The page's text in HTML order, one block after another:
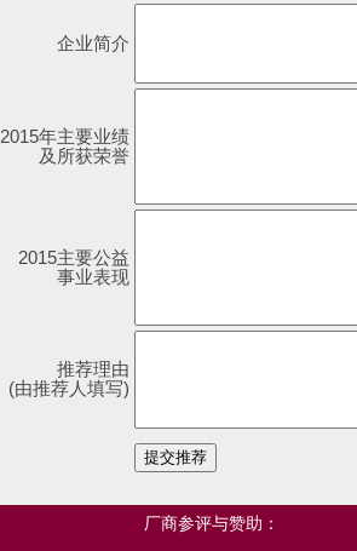
企业简介
2015年主要业绩
及所获荣誉
2015主要公益
事业表现
推荐理由
(由推荐人填写)
厂商参评与赞助：